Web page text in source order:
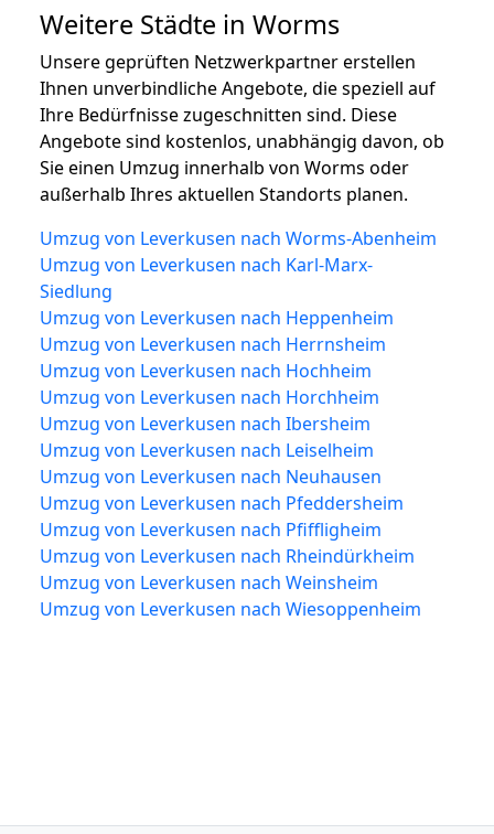
Weitere Städte in Worms
Unsere geprüften Netzwerkpartner erstellen
Ihnen unverbindliche Angebote, die speziell auf
Ihre Bedürfnisse zugeschnitten sind. Diese
Angebote sind kostenlos, unabhängig davon, ob
Sie einen Umzug innerhalb von Worms oder
außerhalb Ihres aktuellen Standorts planen.
Umzug von Leverkusen nach Worms-Abenheim
Umzug von Leverkusen nach Karl-Marx-
Siedlung
Umzug von Leverkusen nach Heppenheim
Umzug von Leverkusen nach Herrnsheim
Umzug von Leverkusen nach Hochheim
Umzug von Leverkusen nach Horchheim
Umzug von Leverkusen nach Ibersheim
Umzug von Leverkusen nach Leiselheim
Umzug von Leverkusen nach Neuhausen
Umzug von Leverkusen nach Pfeddersheim
Umzug von Leverkusen nach Pfiffligheim
Umzug von Leverkusen nach Rheindürkheim
Umzug von Leverkusen nach Weinsheim
Umzug von Leverkusen nach Wiesoppenheim